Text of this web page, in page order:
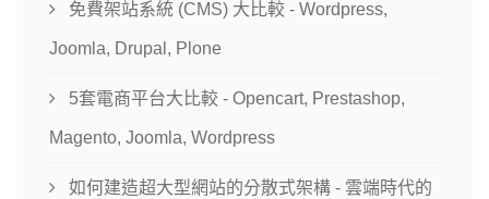
免費架站系統 (CMS) 大比較 - Wordpress,
Joomla, Drupal, Plone
5套電商平台大比較 - Opencart, Prestashop,
Magento, Joomla, Wordpress
如何建造超大型網站的分散式架構 - 雲端時代的